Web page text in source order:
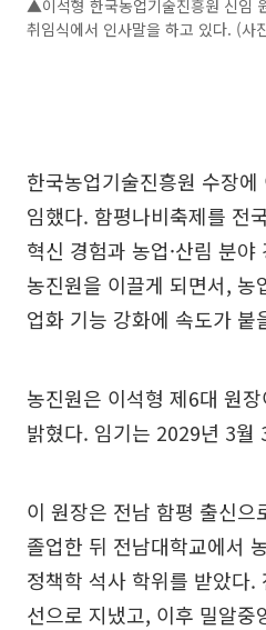
▲이석형 한국농업기술진흥원 신임
취임식에서 인사말을 하고 있다. (사
한국농업기술진흥원 수장
임했다. 함평나비축제를 전
혁신 경험과 농업·산림 분
농진원을 이끌게 되면서, 농
업화 기능 강화에 속도가 붙
농진원은 이석형 제6대 원
밝혔다. 임기는 2029년 3월
이 원장은 전남 함평 출신으
졸업한 뒤 전남대학교에서
정책학 석사 학위를 받았다.
선으로 지냈고, 이후 밀알중